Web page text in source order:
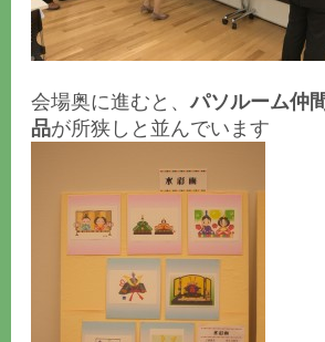
会場奥に進むと、パソルーム仲
品が所狭しと並んでいます